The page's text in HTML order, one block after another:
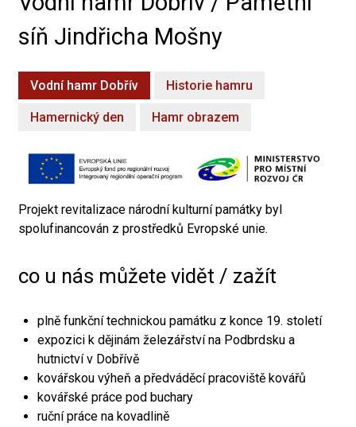
síň Jindřicha Mošny
Vodní hamr Dobřív Historie hamru
Hamernický den Hamr obrazem
Projekt revitalizace národní kulturní památky byl
spolufinancován z prostředků Evropské unie.
co u nás můžete vidět / zažít
plně funkční technickou památku z konce 19. století
expozici k dějinám železářství na Podbrdsku a
hutnictví v Dobřívě
kovářskou výheň a předváděcí pracoviště kovářů
kovářské práce pod buchary
ruční práce na kovadlině